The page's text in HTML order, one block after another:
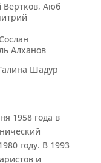
Вертков, Аюб
Алханов
Шадур
1958 года в
году. В 1993
и